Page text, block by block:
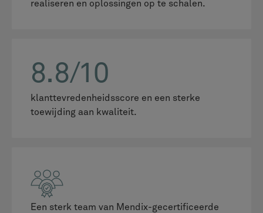
realiseren en oplossingen op te schalen.
8.8/10
klanttevredenheidsscore en een sterke
toewijding aan kwaliteit.
Een sterk team van Mendix-gecertificeerde